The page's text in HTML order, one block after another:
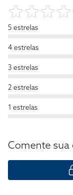
5 estrelas
4 estrelas
3 estrelas
2 estrelas
1 estrelas
Comente